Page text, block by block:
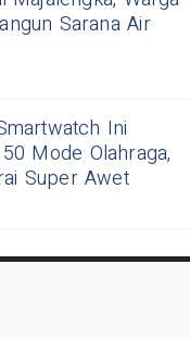
Sarana Air
Ini
Mode Olahraga,
Super Awet